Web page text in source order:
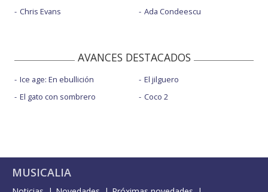
Chris Evans
Ada Condeescu
AVANCES DESTACADOS
Ice age: En ebullición
El gato con sombrero
El jilguero
Coco 2
MUSICALIA